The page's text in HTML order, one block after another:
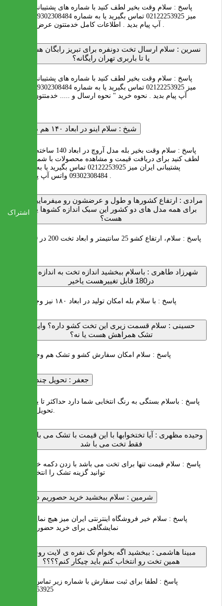
پاسخ : سلام وقت بخیر لطف کنید با شماره های پشتیبانی ایران
آپ پیام بدید . اطلاعات کامل خدمتتون عرض میشود .
نسرین : سلام ارسال تخت دونفره برای تبریز رابگان هست؟
یا تا باربری تهران رایگانه؟
پاسخ : سلام وقت بخیر لطف کنید با شماره های پشتیبانی ایران
آپ پیام بدید . نحوه خرید " نحوه ارسال و ..... خدمتتون عرض
شیخ : سلام اینو در ابعاد ۱۴۰ هم دارید؟
پاسخ :
سلام وقت بخیر بله مدل آروچ در ابعاد 140 ساخته میشود
لطف کنید برای دریافت قیمت و مشاهده محصولات با شماره های
پشتیبانی ایران میز 02122253925 تماس بگیرید یا به شماره
09302308484 واتس آپ پیام بدید .
مرادی : ارتفاع کشورها و طول و عرضشون رو میفرمایید؟ آیا
برای همه مدل های دو کشور این سبک اندازه کشوها یکی
هست؟
پاسخ :
شهرزاد طاهری :
در180 قابل تغییرهست یاخیر
پاسخ : با سلام بله امکان تولید در ابعاد ۱۸۰ نیز وجود دارد
حسینی : سلام قسمت زیری این تخت کشو داره؟ واینکه
تشک همراهش هست یا نه؟
پاسخ : سلام امکان سفارش کشو و تشک هم وجود داره
جعفر : تحویل چند روز؟
پاسخ : باسلام بستگی به رنگ انتخابی شما دارد حداکثر تا یک هفته
وحیده مظهری : آیا تختخوابها با این قیمت با تشک می باشد یا
فقط تخت می با شد
پاسخ : سلام قیمت تنها برای تخت می باشد با زدن دکمه خرید می
توانید گزینه تشک را انتخاب کنید
شرمین : سلام ببخشید خرید حصوریم دارین؟
پاسخ : سلام خیر فروشگاه اینترنتی ایران میز هیچ نمایندگی و
نمایشگاهی برای خرید حضوری ندارد
مبینا هاشمی : ببخشید اگه بخوام تک نفره ی لایت روشن
همین تخت رو انتخاب کنم باید چیکار کنم؟؟؟؟
پاسخ : لطفا برای ثبت سفارش با شماره زیر تماس بگیرید
02122253925
اشتراک